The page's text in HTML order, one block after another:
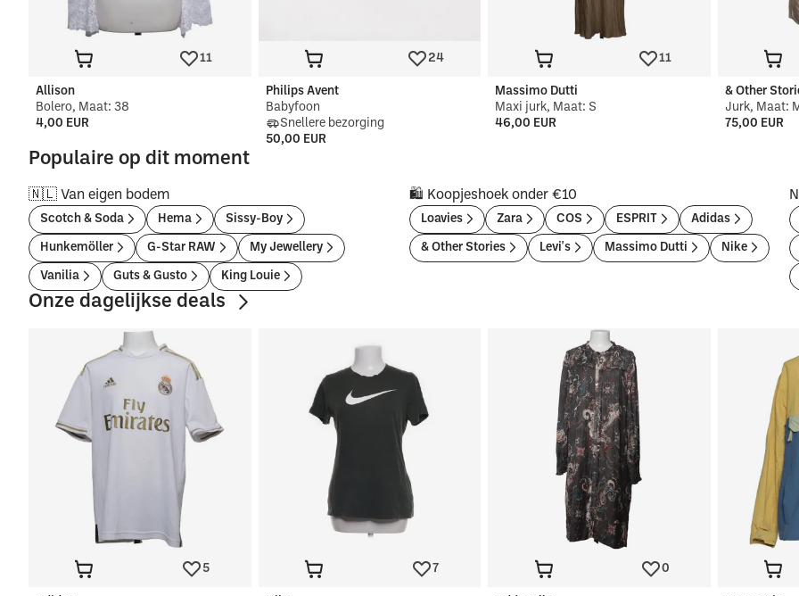
11
Allison
Bolero, Maat: 38
4,00 EUR
24
Philips Avent
Babyfoon
Snellere bezorging
50,00 EUR
11
Massimo Dutti
Maxi jurk, Maat: S
46,00 EUR
& Other
Jurk, Maat:
75,00 EUR
Populaire op dit moment
🇳🇱 Van eigen bodem
Scotch & Soda Hema Sissy-Boy
Hunkemöller G-Star RAW My Jewellery
Vanilia Guts & Gusto King Louie
🛍️ Koopjeshoek onder €10
Loavies Zara COS ESPRIT Adidas
& Other Stories Levi's Massimo Dutti Nike
Onze dagelijkse deals
5 7 0